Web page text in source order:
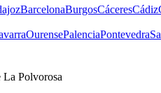
BarcelonaBurgosCáceresCádiz
OurensePalenciaPontevedra
Polvorosa